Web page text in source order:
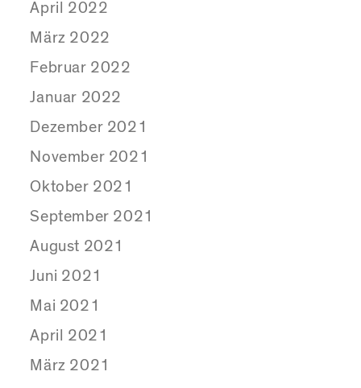
April 2022
März 2022
Februar 2022
Januar 2022
Dezember 2021
November 2021
Oktober 2021
September 2021
August 2021
Juni 2021
Mai 2021
April 2021
März 2021